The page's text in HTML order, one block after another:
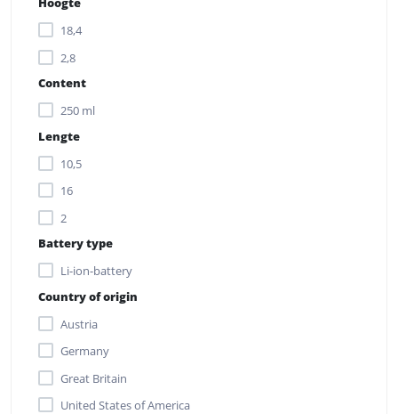
18,4
2,8
Content
250 ml
Lengte
10,5
16
2
Battery type
Li-ion-battery
Country of origin
Austria
Germany
Great Britain
United States of America